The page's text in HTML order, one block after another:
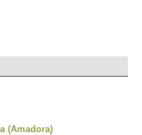
(Amadora)